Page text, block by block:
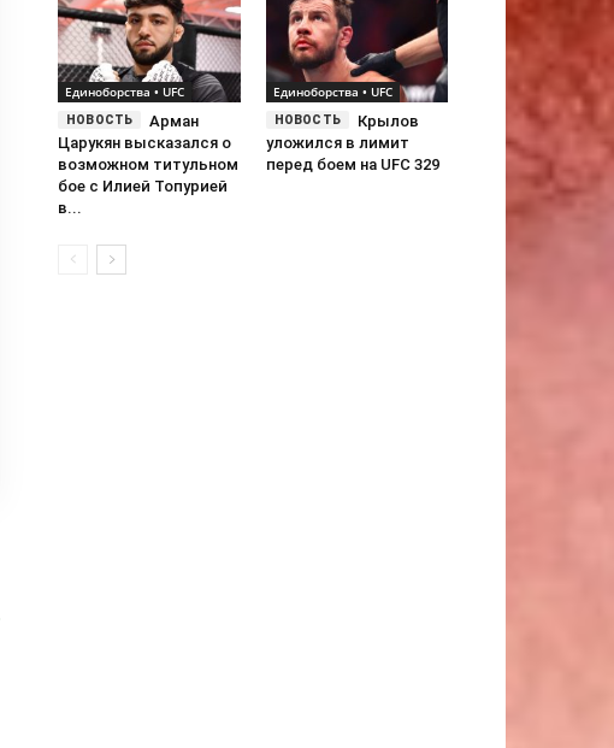
Единоборства • UFC
Арман
Царукян высказался о
возможном титульном
бое с Илией Топурией
в...
Единоборства • UFC
Крылов
уложился в лимит
перед боем на UFC 329